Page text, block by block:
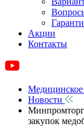
Акции
Контакты
Медицинское
Новости
Минпромторг
закупок